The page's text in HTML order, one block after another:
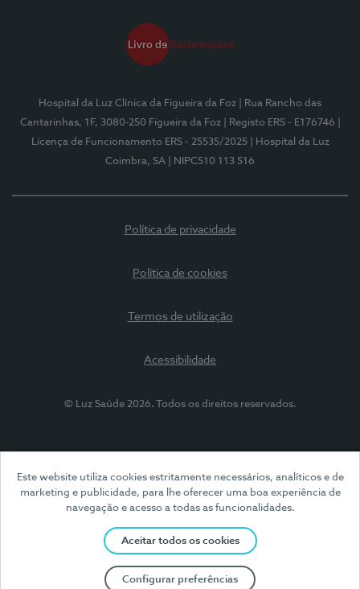
Este website utiliza cookies estritamente necessários, analíticos e de
marketing e publicidade, para lhe oferecer uma boa experiência de
navegação e acesso a todas as funcionalidades.
Aceitar todos os cookies
Configurar preferências
Hospital da Luz Clínica da Figueira da Foz
| Rua Rancho das
Cantarinhas, 1F, 3080-250 Figueira da Foz
| Registo ERS - E176746
Licença de Funcionamento ERS - 25535/2025
| Hospital da Luz
Coimbra, SA
| NIPC510 113 516
Política de privacidade
Política de cookies
Termos de utilização
Acessibilidade
© Luz Saúde 2026. Todos os direitos reservados.